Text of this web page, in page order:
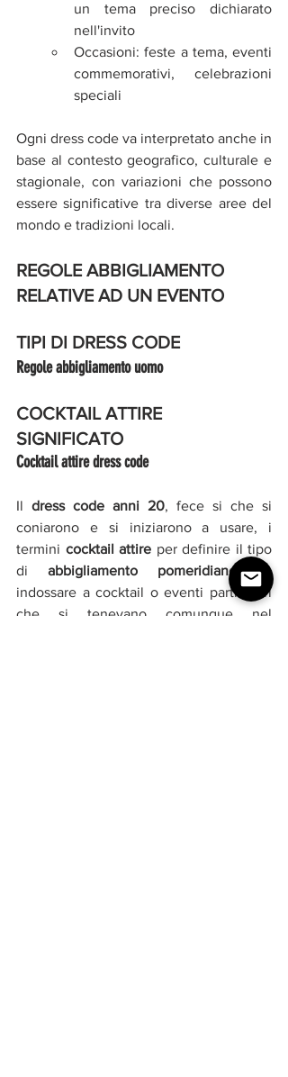
un tema preciso dichiarato
nell'invito
Occasioni: feste a tema, eventi
commemorativi, celebrazioni
speciali
Ogni dress code va interpretato anche in
base al contesto geografico, culturale e
stagionale, con variazioni che possono
essere significative tra diverse aree del
mondo e tradizioni locali.
REGOLE ABBIGLIAMENTO
RELATIVE AD UN EVENTO
TIPI DI DRESS CODE
Regole abbigliamento uomo
COCKTAIL ATTIRE
SIGNIFICATO
Cocktail attire dress code
Il dress code anni 20, fece si che si
coniarono e si iniziarono a usare, i
termini cocktail attire per definire il tipo
di abbigliamento pomeridiano da
indossare a cocktail o eventi particolari
che si tenevano comunque nel